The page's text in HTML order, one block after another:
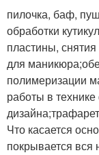
пилочка, баф,
обработки
пластины, снятия
для
полимеризации
работы в
Что касается
покрывается вся